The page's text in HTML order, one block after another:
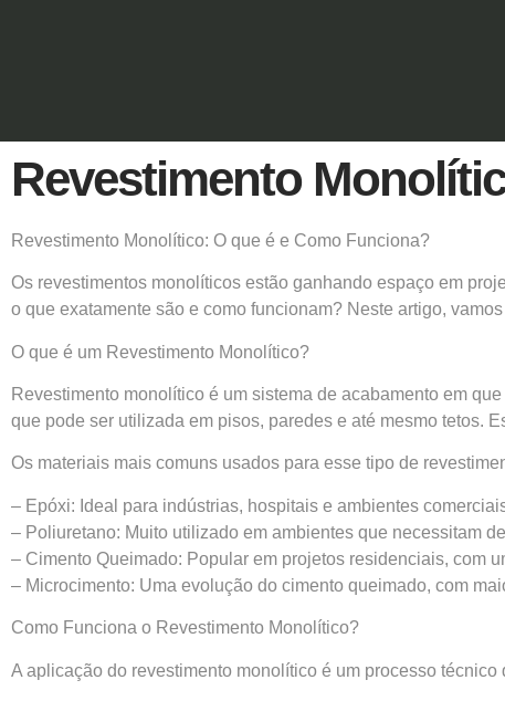
Revestimento
Revestimento Monolítico: O que é e Como Funciona?
Os revestimentos monolíticos estão ganhando espaço em
o que exatamente são e como funcionam? Neste artigo,
O que é um Revestimento Monolítico?
Revestimento monolítico é um sistema de acabamento em
que pode ser utilizada em pisos, paredes e até mesmo tetos.
Os materiais mais comuns usados para esse tipo de
– Epóxi: Ideal para indústrias, hospitais e ambientes
– Poliuretano: Muito utilizado em ambientes que necessitam
– Cimento Queimado: Popular em projetos residenciais, com
– Microcimento: Uma evolução do cimento queimado, com
Como Funciona o Revestimento Monolítico?
A aplicação do revestimento monolítico é um processo